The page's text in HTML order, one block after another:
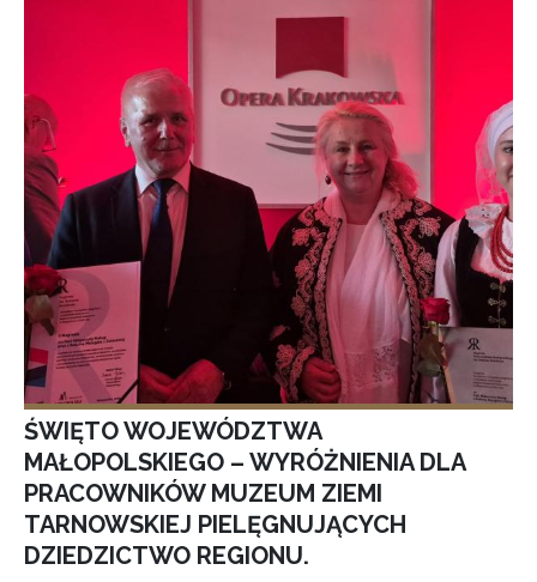
ŚWIĘTO WOJEWÓDZTWA
MAŁOPOLSKIEGO – WYRÓŻNIENIA DLA
PRACOWNIKÓW MUZEUM ZIEMI
TARNOWSKIEJ PIELĘGNUJĄCYCH
DZIEDZICTWO REGIONU.